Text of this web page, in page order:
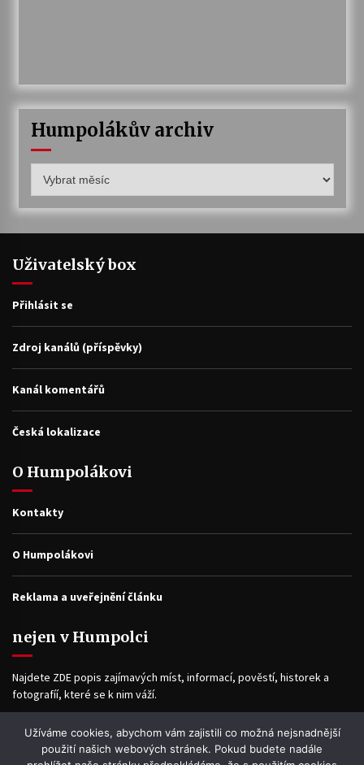
Humpolákův archiv
archiv
Uživatelský box
Přihlásit se
Zdroj kanálů (příspěvky)
Kanál komentářů
Česká lokalizace
O Humpolákovi
Kontakty
O Humpolákovi
Reklama a uveřejnění článku
nejen v Humpolci
Najdete ZDE popis zajímavých míst, informací, pověstí, historek a
fotografíí, které se k nim váží.
Facebook
Užíváme cookies, abychom vám zajistili co možná nejsnadnější
použití našich webových stránek. Pokud budete nadále